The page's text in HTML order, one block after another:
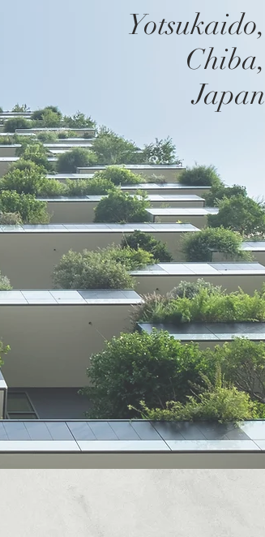
Yotsukaido,
Chiba,
Japan